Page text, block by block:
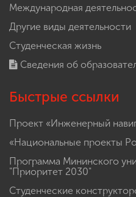
Международная
Другие виды деятельности
Студенческая жизнь
Сведения об
Быстрые ссылки
Проект «Инженерный
«Национальные проекты
Программа Мининского
"Приоритет 2030"
Студенческие